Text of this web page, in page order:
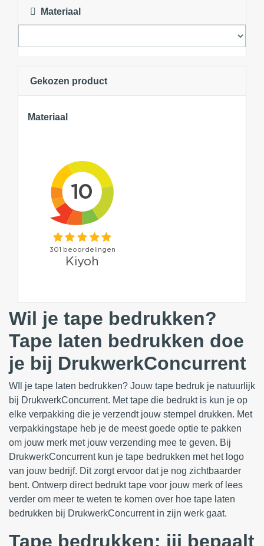
Materiaal
Gekozen product
Materiaal
Wil je tape bedrukken?
Tape laten bedrukken doe
je bij DrukwerkConcurrent
WIl je tape laten bedrukken? Jouw tape bedruk je natuurlijk
bij DrukwerkConcurrent. Met tape die bedrukt is kun je op
elke verpakking die je verzendt jouw stempel drukken. Met
verpakkingstape heb je de meest goede optie te pakken
om jouw merk met jouw verzending mee te geven. Bij
DrukwerkConcurrent kun je tape bedrukken met het logo
van jouw bedrijf. Dit zorgt ervoor dat je nog zichtbaarder
bent. Ontwerp direct bedrukt tape voor jouw merk of lees
verder om meer te weten te komen over hoe tape laten
bedrukken bij DrukwerkConcurrent in zijn werk gaat.
Tape bedrukken: jij bepaalt